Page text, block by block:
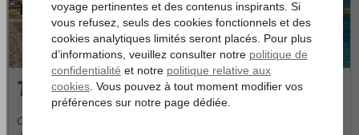
Tekirova
Cet ancien petit port de pÊche a connu depuis quelques années un